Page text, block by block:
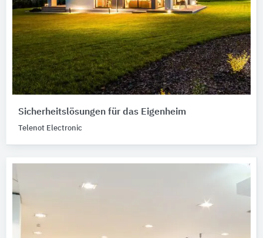
Sicherheitslösungen für das Eigenheim
Telenot Electronic